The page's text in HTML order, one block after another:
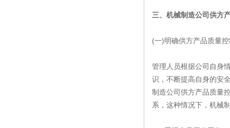
三、机械制造公司供方
(一)明确供方产品质量
管理人员根据公司自身
识，不断提高自身的安
制造公司供方产品质量
系，这种情况下，机械